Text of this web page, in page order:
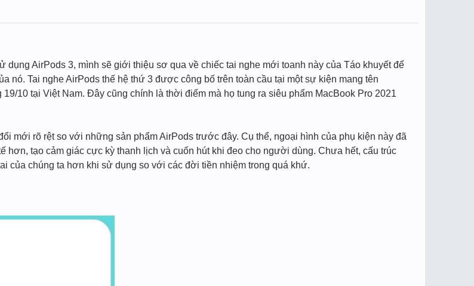
AirPods 3, mình sẽ giới thiệu sơ qua về chiếc tai nghe mới toanh này của Táo khuyết để
nó. Tai nghe AirPods thế hệ thứ 3 được công bố trên toàn cầu tại một sự kiện mang tên
10 tại Việt Nam. Đây cũng chính là thời điểm mà họ tung ra siêu phẩm MacBook Pro 2021
mới rõ rệt so với những sản phẩm AirPods trước đây. Cụ thể, ngoại hình của phụ kiện này đã
hơn, tạo cảm giác cực kỳ thanh lịch và cuốn hút khi đeo cho người dùng. Chưa hết, cấu trúc
của chúng ta hơn khi sử dụng so với các đời tiền nhiệm trong quá khứ.